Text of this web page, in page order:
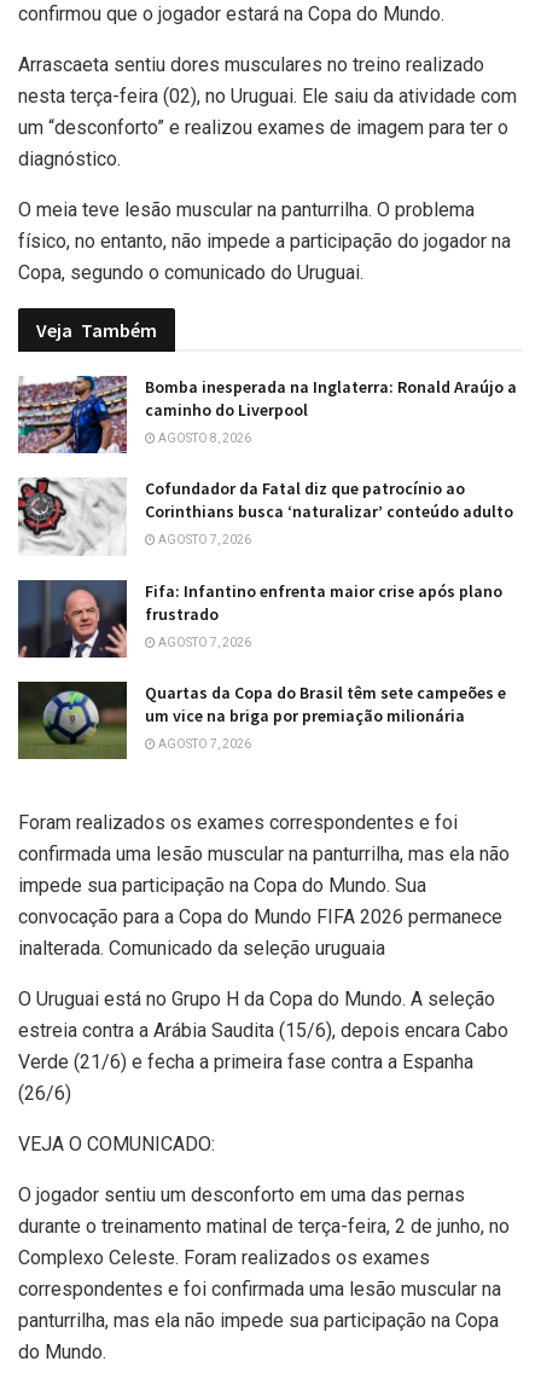
confirmou que o jogador estará na Copa do Mundo.
Arrascaeta sentiu dores musculares no treino realizado
nesta terça-feira (02), no Uruguai. Ele saiu da atividade com
um “desconforto” e realizou exames de imagem para ter o
diagnóstico.
O meia teve lesão muscular na panturrilha. O problema
físico, no entanto, não impede a participação do jogador na
Copa, segundo o comunicado do Uruguai.
Veja Também
Bomba inesperada na Inglaterra: Ronald Araújo a
caminho do Liverpool
AGOSTO 8, 2026
Cofundador da Fatal diz que patrocínio ao
Corinthians busca ‘naturalizar’ conteúdo adulto
AGOSTO 7, 2026
Fifa: Infantino enfrenta maior crise após plano
frustrado
AGOSTO 7, 2026
Quartas da Copa do Brasil têm sete campeões e
um vice na briga por premiação milionária
AGOSTO 7, 2026
Foram realizados os exames correspondentes e foi
confirmada uma lesão muscular na panturrilha, mas ela não
impede sua participação na Copa do Mundo. Sua
convocação para a Copa do Mundo FIFA 2026 permanece
inalterada. Comunicado da seleção uruguaia
O Uruguai está no Grupo H da Copa do Mundo. A seleção
estreia contra a Arábia Saudita (15/6), depois encara Cabo
Verde (21/6) e fecha a primeira fase contra a Espanha
(26/6)
VEJA O COMUNICADO:
O jogador sentiu um desconforto em uma das pernas
durante o treinamento matinal de terça-feira, 2 de junho, no
Complexo Celeste. Foram realizados os exames
correspondentes e foi confirmada uma lesão muscular na
panturrilha, mas ela não impede sua participação na Copa
do Mundo.